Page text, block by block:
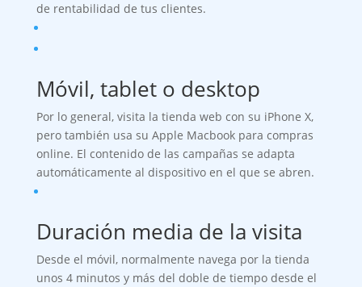
de rentabilidad de tus clientes.
Móvil, tablet o desktop
Por lo general, visita la tienda web con su iPhone X,
pero también usa su Apple Macbook para compras
online. El contenido de las campañas se adapta
automáticamente al dispositivo en el que se abren.
Duración media de la visita
Desde el móvil, normalmente navega por la tienda
unos 4 minutos y más del doble de tiempo desde el